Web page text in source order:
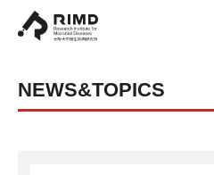
NEWS&TOPICS